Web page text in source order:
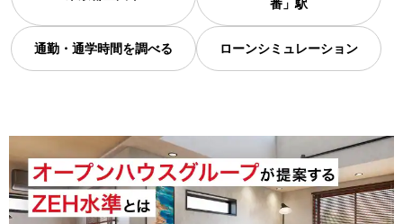
番」駅
通勤・通学時間を調べる ローンシミュレーション